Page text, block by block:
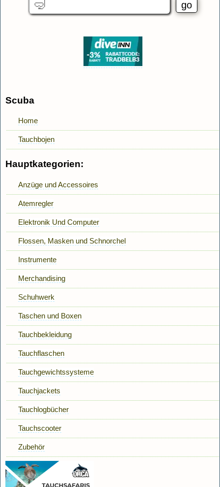
Scuba
Home
Tauchbojen
Hauptkategorien:
Anzüge und Accessoires
Atemregler
Elektronik Und Computer
Flossen, Masken und Schnorchel
Instrumente
Merchandising
Schuhwerk
Taschen und Boxen
Tauchbekleidung
Tauchflaschen
Tauchgewichtssysteme
Tauchjackets
Tauchlogbücher
Tauchscooter
Zubehör